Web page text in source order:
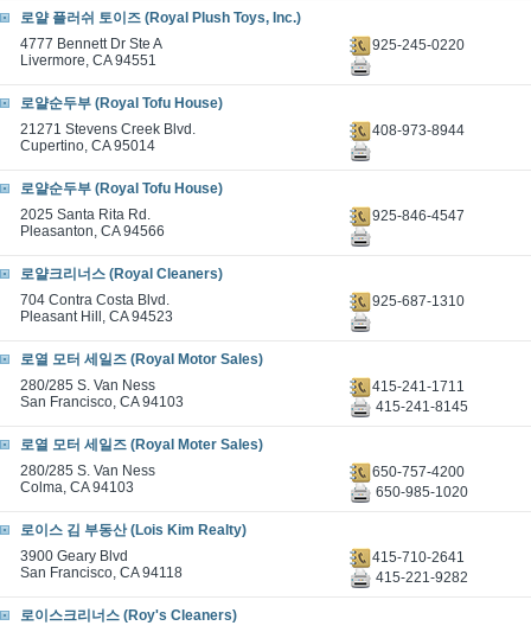
로얄 플러쉬 토이즈 (Royal Plush Toys, Inc.)
4777 Bennett Dr Ste A
Livermore, CA 94551
925-245-0220
로얄순두부 (Royal Tofu House)
21271 Stevens Creek Blvd.
Cupertino, CA 95014
408-973-8944
로얄순두부 (Royal Tofu House)
2025 Santa Rita Rd.
Pleasanton, CA 94566
925-846-4547
로얄크리너스 (Royal Cleaners)
704 Contra Costa Blvd.
Pleasant Hill, CA 94523
925-687-1310
로열 모터 세일즈 (Royal Motor Sales)
280/285 S. Van Ness
San Francisco, CA 94103
415-241-1711
415-241-8145
로열 모터 세일즈 (Royal Moter Sales)
280/285 S. Van Ness
Colma, CA 94103
650-757-4200
650-985-1020
로이스 김 부동산 (Lois Kim Realty)
3900 Geary Blvd
San Francisco, CA 94118
415-710-2641
415-221-9282
로이스크리너스 (Roy's Cleaners)